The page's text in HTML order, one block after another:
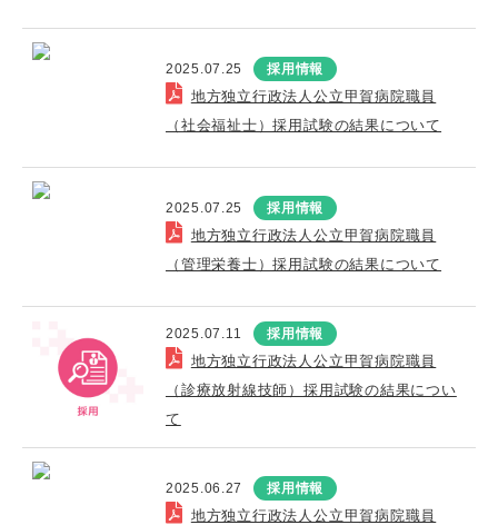
2025.07.25 採用情報
地方独立行政法人公立甲賀病院職員
（社会福祉士）採用試験の結果について
2025.07.25 採用情報
地方独立行政法人公立甲賀病院職員
（管理栄養士）採用試験の結果について
2025.07.11 採用情報
地方独立行政法人公立甲賀病院職員
（診療放射線技師）採用試験の結果につい
て
2025.06.27 採用情報
地方独立行政法人公立甲賀病院職員